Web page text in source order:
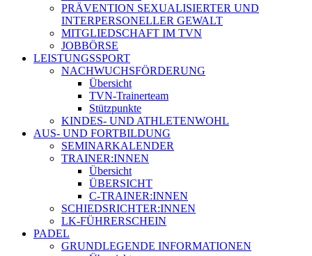
PRÄVENTION SEXUALISIERTER UND
INTERPERSONELLER GEWALT
MITGLIEDSCHAFT IM TVN
JOBBÖRSE
LEISTUNGSSPORT
NACHWUCHSFÖRDERUNG
Übersicht
TVN-Trainerteam
Stützpunkte
KINDES- UND ATHLETENWOHL
AUS- UND FORTBILDUNG
SEMINARKALENDER
TRAINER:INNEN
Übersicht
ÜBERSICHT
C-TRAINER:INNEN
SCHIEDSRICHTER:INNEN
LK-FÜHRERSCHEIN
PADEL
GRUNDLEGENDE INFORMATIONEN